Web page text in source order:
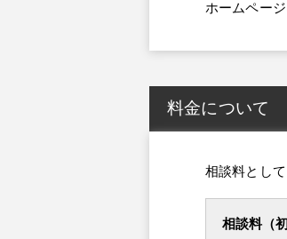
ホームペー
料金について
相談料とし
相談料（初